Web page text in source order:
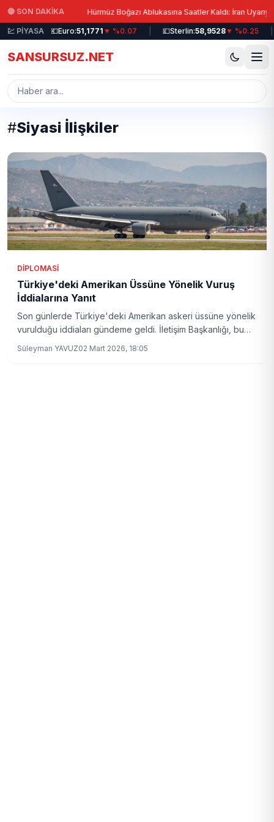
Ana içeriğe atla
🔴 SON DAKİKA
Su Verildi! | Hürmüz Boğazı Ablukasına Saatler Kaldı: İran Uyarıyor!
💹 PİYASA
| 💶Euro:51,1771▼ %0.07 💷Sterlin:58,9528▼ %0.25
SANSURSUZ.NET
#Siyasi İlişkiler
DIPLOMASI
Türkiye'deki Amerikan Üssüne Yönelik Vuruş
İddialarına Yanıt
Son günlerde Türkiye'deki Amerikan askeri üssüne yönelik
vurulduğu iddiaları gündeme geldi. İletişim Başkanlığı, bu
Süleyman YAVUZ02 Mart 2026, 18:05